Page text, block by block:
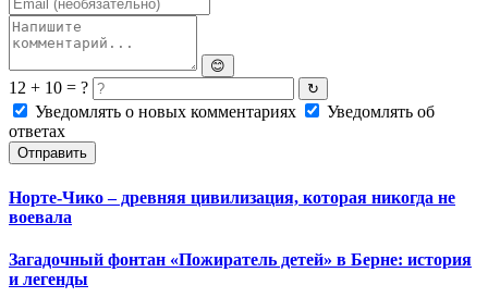
😊
12 + 10 = ? ↻
Уведомлять о новых комментариях
Уведомлять об
ответах
Отправить
Норте-Чико – древняя цивилизация, которая никогда не
воевала
Загадочный фонтан «Пожиратель детей» в Берне: история
и легенды